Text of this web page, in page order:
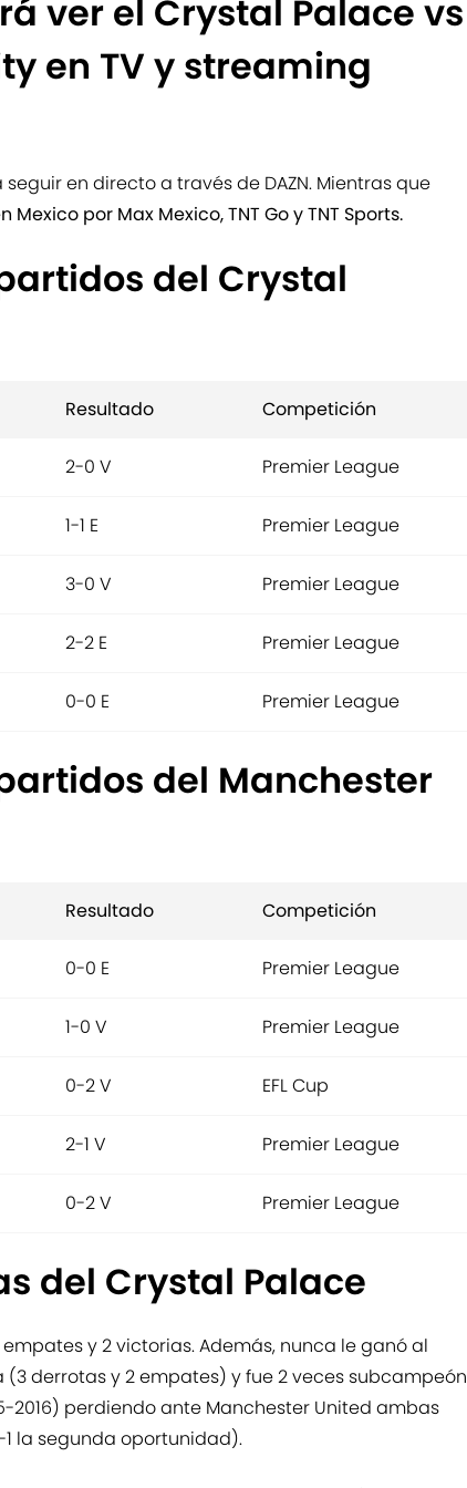
ver el Crystal Palace vs
en TV y streaming
en directo a través de DAZN. Mientras que
por Max Mexico, TNT Go y TNT Sports.
del Crystal
Resultado Competición
2-0 V Premier League
1-1 E Premier League
3-0 V Premier League
2-2 E Premier League
0-0 E Premier League
del Manchester
Resultado Competición
0-0 E Premier League
1-0 V Premier League
0-2 V EFL Cup
2-1 V Premier League
0-2 V Premier League
del Crystal Palace
y 2 victorias. Además, nunca le ganó al
(3 derrotas y 2 empates) y fue 2 veces subcampeón
2016) perdiendo ante Manchester United ambas
la segunda oportunidad).